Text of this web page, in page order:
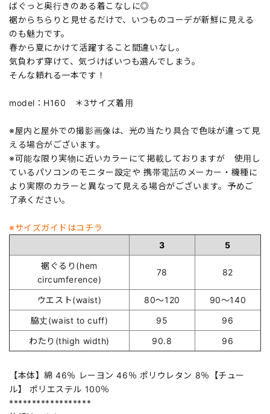
ばぐっと奥行きのある着こなしに◎
裾からちらりと見せるだけで、いつものコーデが新鮮に見える
のも魅力です。
春から夏にかけて活躍すること間違いなし。
気負わず穿けて、気づけばいつも選んでしまう。
そんな頼れる一本です！
model：H160 ＊3サイズ着用
※屋内と屋外での撮影画像は、光の当たり具合で色味が違って見
える場合がございます。
※可能な限り実物に近いカラーにて掲載しておりますが 使用し
ているパソコンのモニター設定や 携帯電話のメーカー・機種に
より実際のカラーと異なって見える場合がございます。予めご
了承ください。
※サイズガイドはコチラ
3
5
裾ぐるり(hem
circumference)
78 82
ウエスト(waist) 80～120
90～140
脇丈(waist to cuff)
95
96
わたり(thigh width)
90.8 96
【本体】綿 46％ レーヨン 46％ ポリウレタン 8％【チュー
ル】 ポリエステル 100％
******************